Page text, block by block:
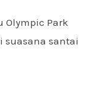
Olympic Park
santai